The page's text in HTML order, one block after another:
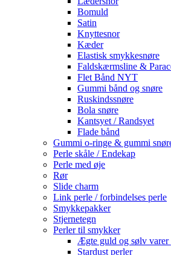
Bomuld
Satin
Knyttesnor
Kæder
Elastisk smykkesnøre
Faldskærmsline &
Flet Bånd NYT
Gummi bånd og snøre
Ruskindssnøre
Bola snøre
Kantsyet / Randsyet
Flade bånd
Gummi o-ringe & gummi
Perle skåle / Endekap
Perle med øje
Rør
Slide charm
Link perle / forbindelses perle
Smykkepakker
Stjernetegn
Perler til smykker
Ægte guld og sølv varer
Stardust perler